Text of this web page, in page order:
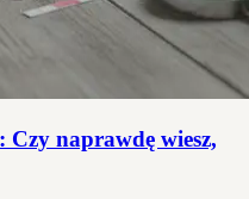
naprawdę wiesz,